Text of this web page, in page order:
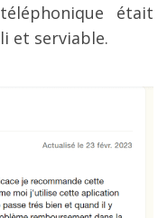
était
et serviable.